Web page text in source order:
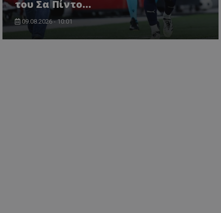
του Σα Πίντο...
09.08.2026 - 10:01